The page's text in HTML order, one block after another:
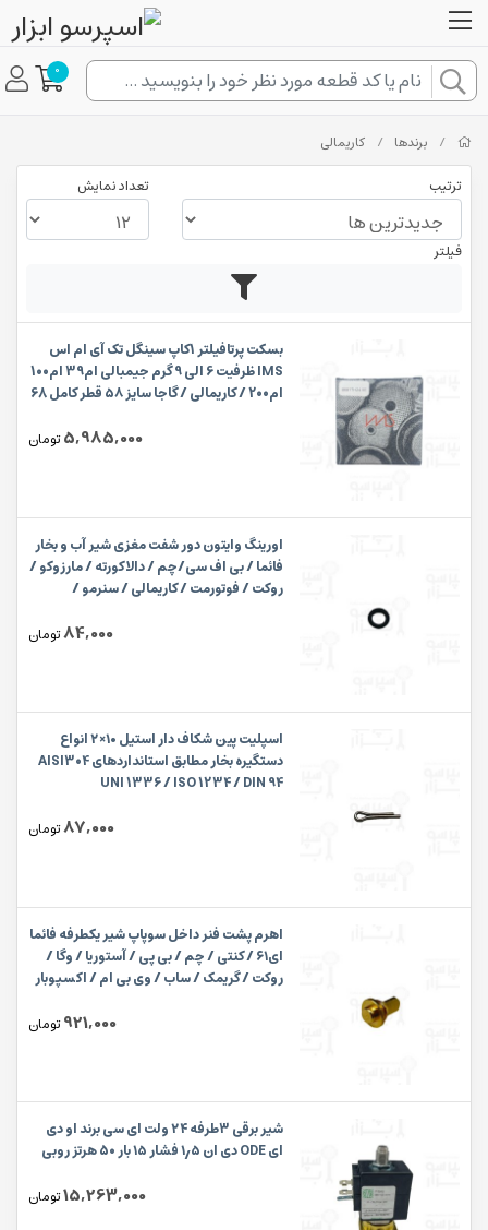
0
/ برندها / کاریمالی
ترتیب تعداد نمایش
فیلتر
بسکت پرتافیلتر 1کاپ سینگل تک آی ام اس
IMS ظرفیت 6 الی 9 گرم جیمبالی ام39 ام100
ام200 / کاریمالی / گاجا سایز ۵۸ قطر کامل 68
5,985,000 تومان
اورینگ وایتون دور شفت مغزی شیر آب و بخار
فائما / بی اف سی/چم / دالاکورته / مارزوکو /
روکت / فوتورمت / کاریمالی / سنرمو /
84,000تومان
اسپلیت پین شکاف دار استیل ۱۰×۲ انواع
دستگیره بخار مطابق استانداردهای AISI304
UNI 1336 / ISO 1234 / DIN 94
87,000تومان
اهرم پشت فنر داخل سوپاپ شیر یکطرفه فائما
ای۶۱ / کنتی / چم / بی پی / آستوریا / وگا /
روکت / گریمک / ساب / وی بی ام / اکسپوبار
921,000 تومان
شیر برقی ۳طرفه ۲۴ ولت ای سی برند او دی
ای ODE دی ان ۱٫۵ فشار ۱۵ بار 50 هرتز روبی
15,263,000تومان